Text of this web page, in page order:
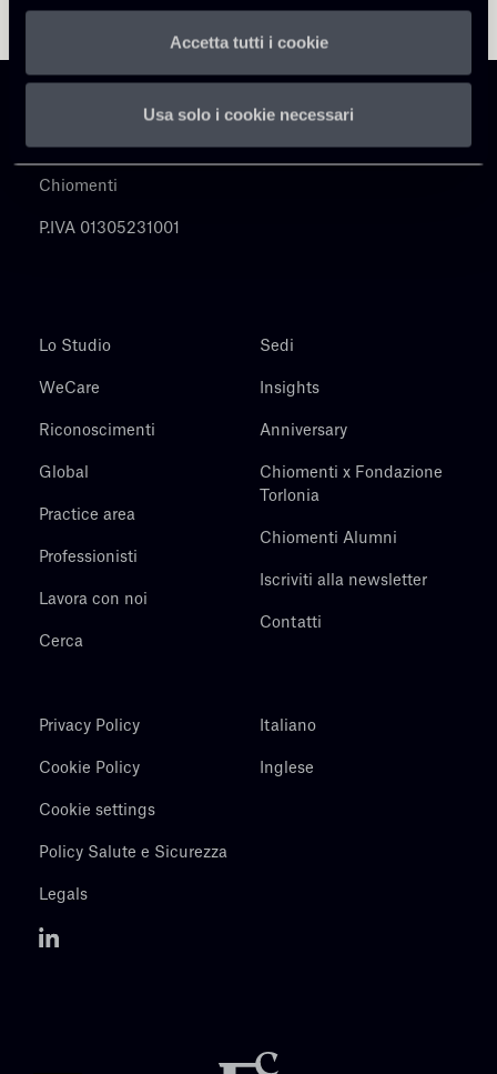
Accetta tutti i cookie
Usa solo i cookie necessari
Chiomenti
P.IVA 01305231001
Lo Studio
WeCare
Riconoscimenti
Global
Practice area
Professionisti
Lavora con noi
Cerca
Sedi
Insights
Anniversary
Chiomenti x Fondazione
Torlonia
Chiomenti Alumni
Iscriviti alla newsletter
Contatti
Privacy Policy
Cookie Policy
Cookie settings
Policy Salute e Sicurezza
Legals
Italiano
Inglese